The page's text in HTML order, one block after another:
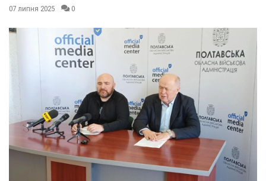
07 липня 2025 0